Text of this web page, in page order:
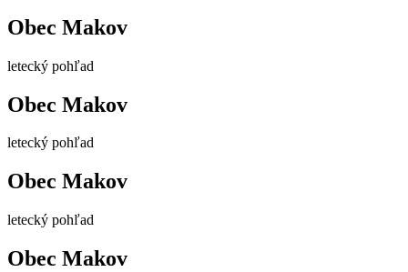
Obec Makov
letecký pohľad
Obec Makov
letecký pohľad
Obec Makov
letecký pohľad
Obec Makov